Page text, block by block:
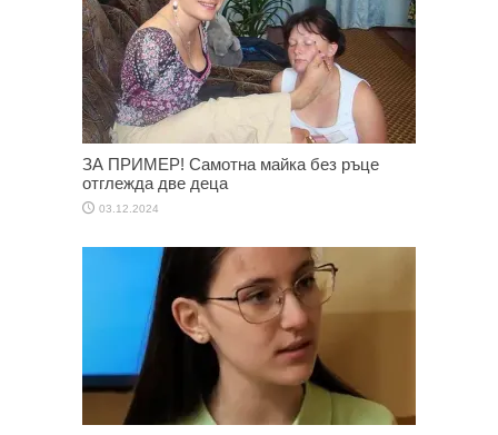
ЗА ПРИМЕР! Самотна майка без ръце
отглежда две деца
03.12.2024